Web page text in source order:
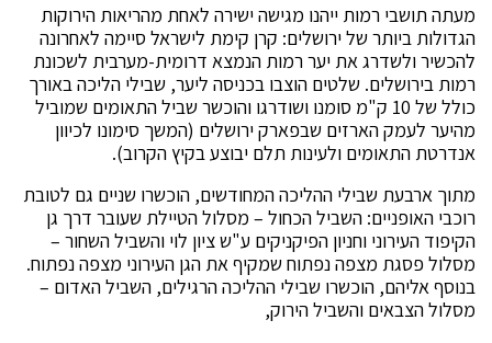
מעתה תושבי רמות ייהנו מגישה ישירה לאחת מהריאות הירוקות
הגדולות ביותר של ירושלים: קרן קימת לישראל סיימה לאחרונה
להכשיר ולשדרג את יער רמות הנמצא דרומית-מערבית לשכונת
רמות בירושלים. שלטים הוצבו בכניסה ליער, שבילי הליכה באורך
כולל של 10 ק"מ סומנו ושודרגו והוכשר שביל התאומים שמוביל
מהיער לעמק הארזים שבפארק ירושלים (המשך סימונו לכיוון
אנדרטת התאומים ולעינות תלם יבוצע בקיץ הקרוב).
מתוך ארבעת שבילי ההליכה המחודשים, הוכשרו שניים גם לטובת
רוכבי האופניים: השביל הכחול – מסלול הטיילת שעובר דרך גן
הקיפוד העירוני וחניון הפיקניקים ע"ש ציון לוי והשביל השחור –
מסלול פסגת מצפה נפתוח שמקיף את הגן העירוני מצפה נפתוח.
בנוסף אליהם, הוכשרו שבילי ההליכה הרגילים, השביל האדום –
מסלול הצבאים והשביל הירוק,